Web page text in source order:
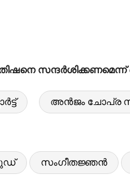
സന്ദർശിക്കണമെന്ന്
അൻജം ചോപ്ര
സംഗീതജ്ഞൻ